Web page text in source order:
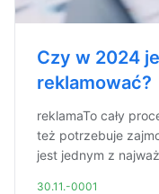
Czy w 2024
reklamować?
reklamaTo cały
też potrzebuje
jest jednym z
30.11.-0001